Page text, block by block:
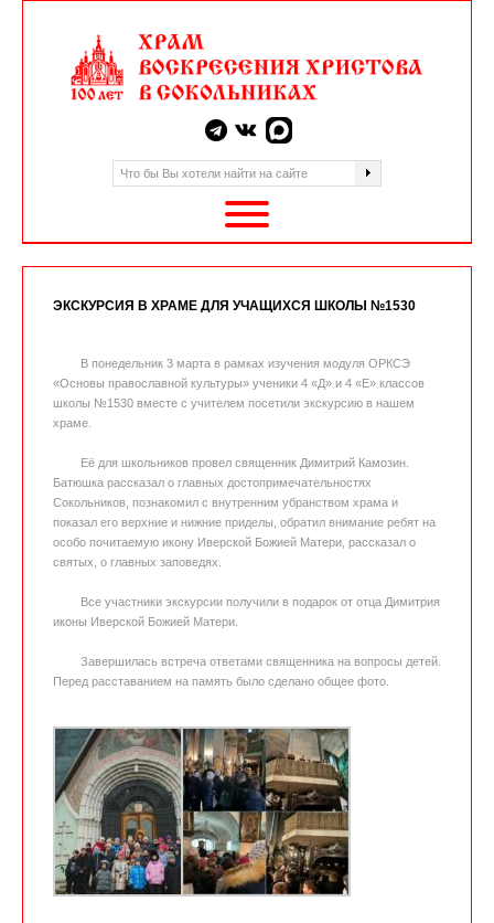
ЭКСКУРСИЯ В ХРАМЕ ДЛЯ УЧАЩИХСЯ ШКОЛЫ №1530
В понедельник 3 марта в рамках изучения модуля ОРКСЭ
«Основы православной культуры» ученики 4 «Д» и 4 «Е» классов
школы №1530 вместе с учителем посетили экскурсию в нашем
храме.
Её для школьников провел священник Димитрий Камозин.
Батюшка рассказал о главных достопримечательностях
Сокольников, познакомил с внутренним убранством храма и
показал его верхние и нижние приделы, обратил внимание ребят на
особо почитаемую икону Иверской Божией Матери, рассказал о
святых, о главных заповедях.
Все участники экскурсии получили в подарок от отца Димитрия
иконы Иверской Божией Матери.
Завершилась встреча ответами священника на вопросы детей.
Перед расставанием на память было сделано общее фото.